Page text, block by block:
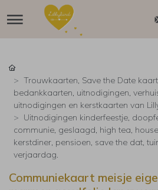
Trouwkaarten, Save the Date
bedankkaarten, uitnodigingen,
uitnodigingen en kerstkaarten van
Uitnodigingen kinderfeestje,
communie, geslaagd, high tea,
kerstdiner, pensioen, save the dat,
verjaardag.
Communiekaart meisje